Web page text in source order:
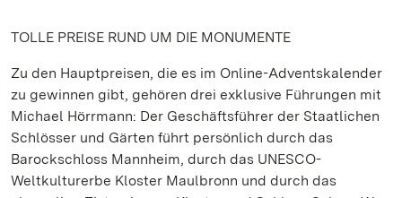
TOLLE PREISE RUND UM DIE MONUMENTE
Zu den Hauptpreisen, die es im Online-Adventskalender
zu gewinnen gibt, gehören drei exklusive Führungen mit
Michael Hörrmann: Der Geschäftsführer der Staatlichen
Schlösser und Gärten führt persönlich durch das
Barockschloss Mannheim, durch das UNESCO-
Weltkulturerbe Kloster Maulbronn und durch das